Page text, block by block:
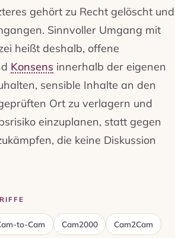
gehört zu Recht gelöscht und
Sinnvoller Umgang mit
heißt deshalb, offene
Konsens innerhalb der eigenen
sensible Inhalte an den
Ort zu verlagern und
einzuplanen, statt gegen
die keine Diskussion
to-Cam Cam2000 Cam2Cam